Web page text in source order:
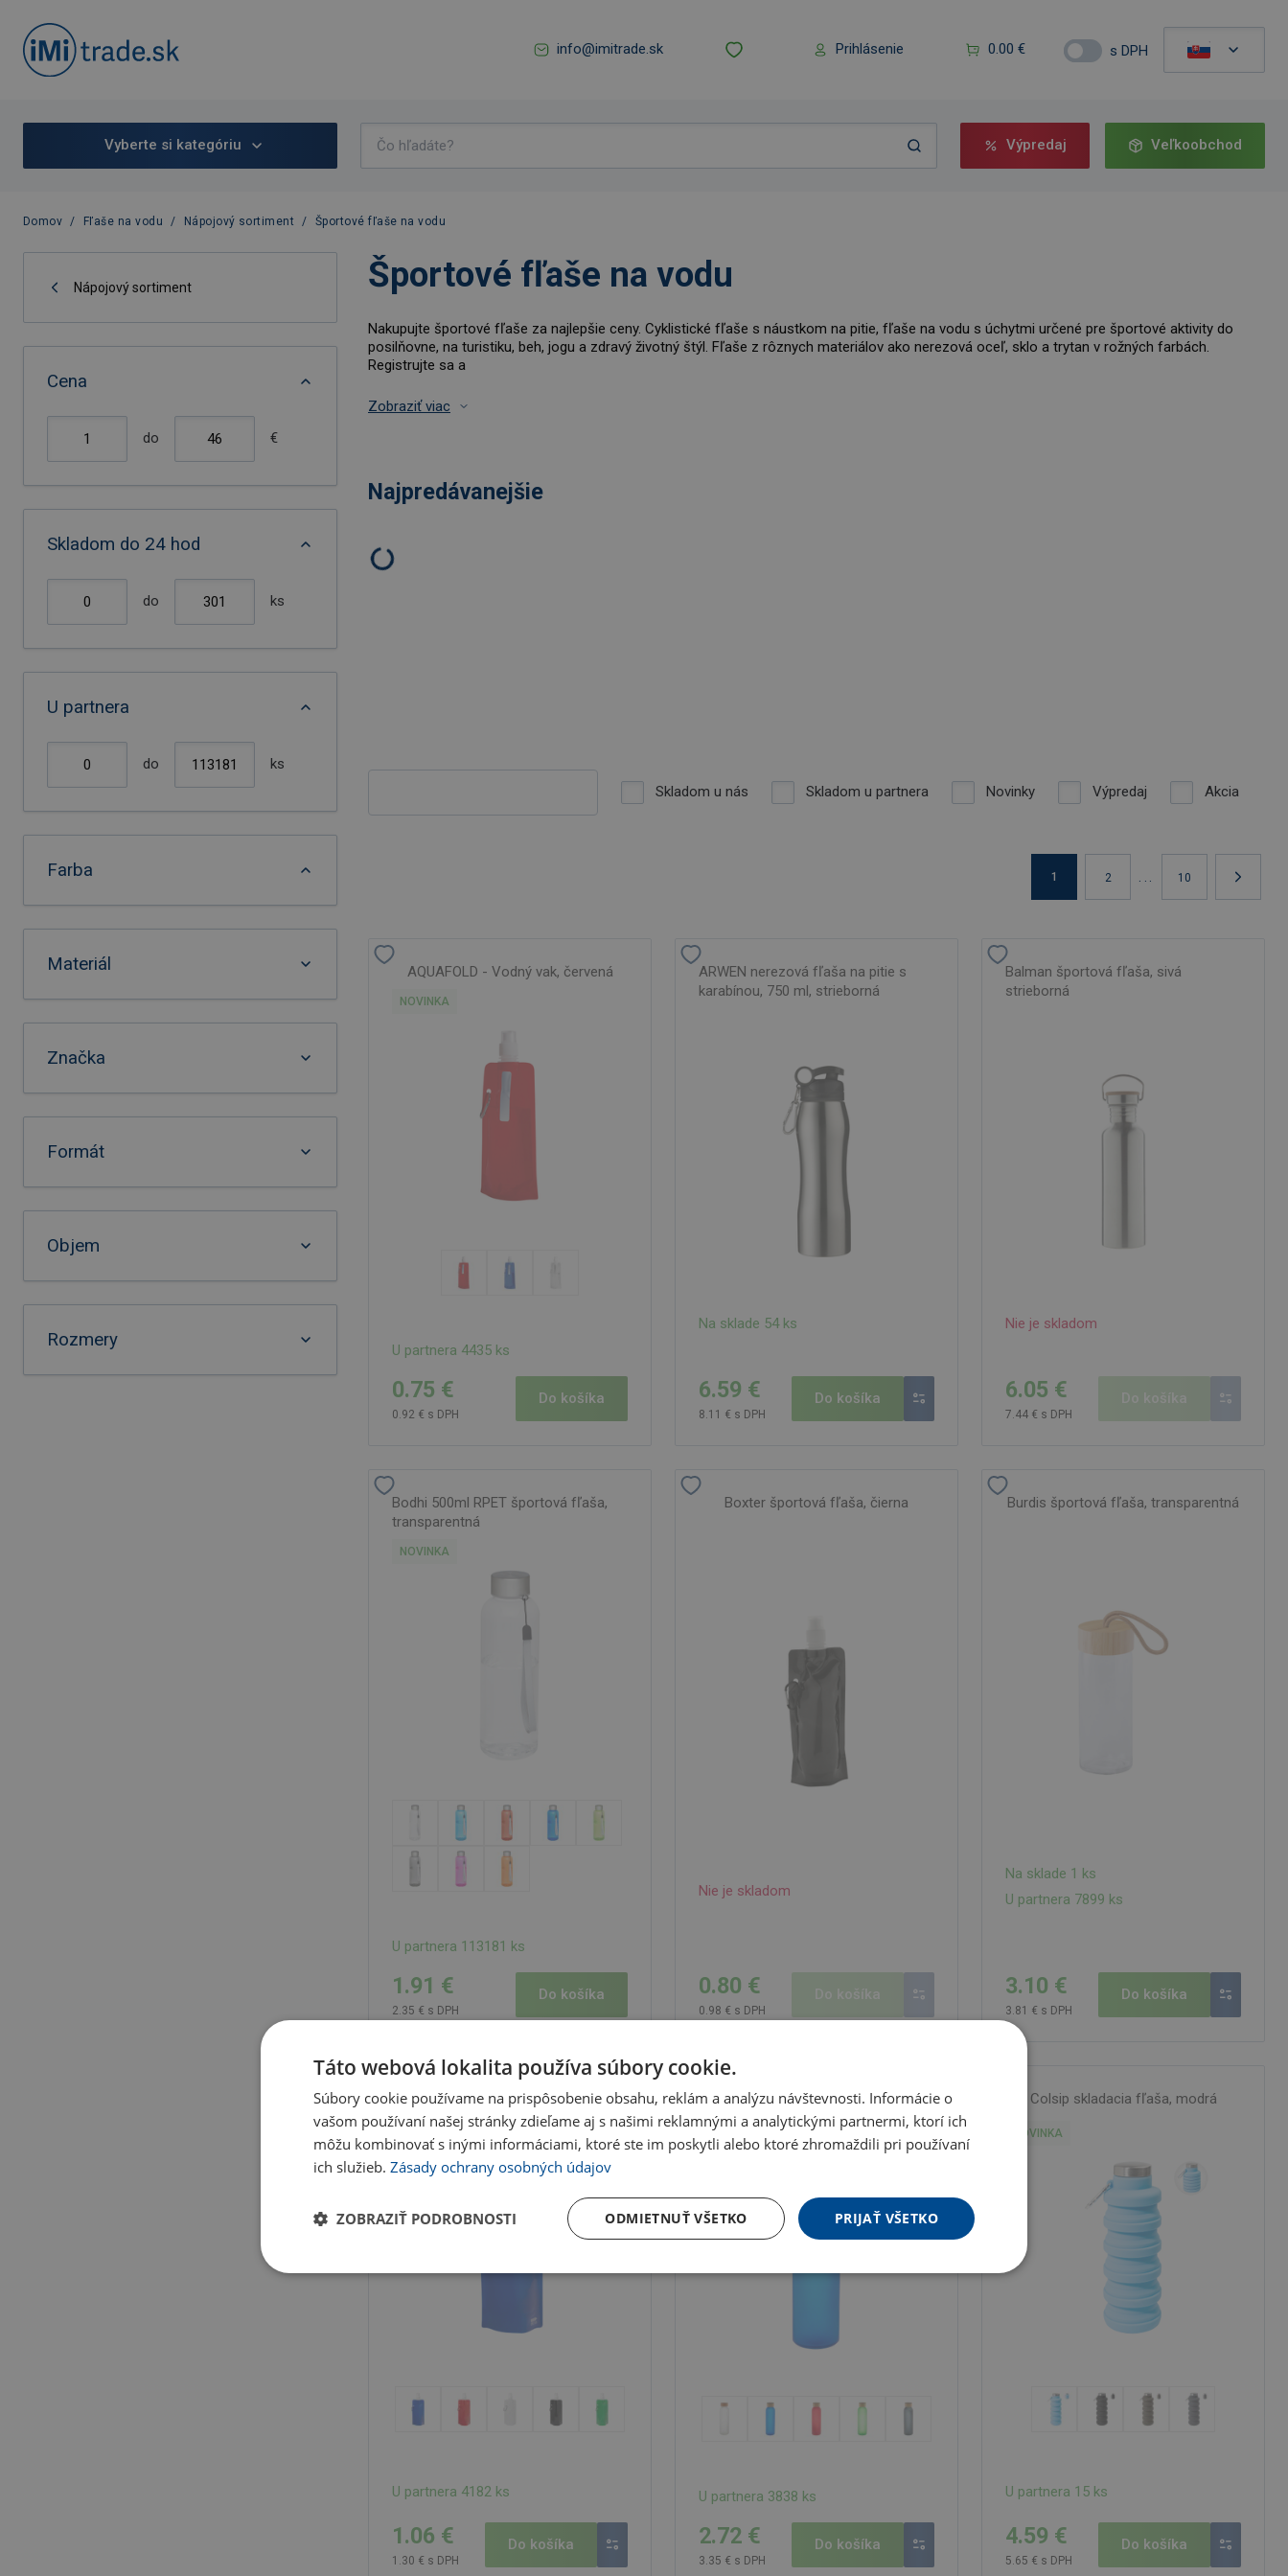
info@imitrade.sk Prihlásenie 0.00 € s DPH
Vyberte si kategóriu Výpredaj Veľkoobchod
Domov / Fľaše na vodu / Nápojový sortiment / Športové fľaše na vodu
Nápojový sortiment
Cena
do €
Skladom do 24 hod
do ks
U partnera
do ks
Farba
Materiál
Značka
Formát
Objem
Rozmery
Športové fľaše na vodu
Nakupujte športové fľaše za najlepšie ceny. Cyklistické fľaše s náustkom na pitie, fľaše na vodu s úchytmi určené pre športové aktivity do
posilňovne, na turistiku, beh, jogu a zdravý životný štýl. Fľaše z rôznych materiálov ako nerezová oceľ, sklo a trytan v rožných farbách.
Registrujte sa a
Zobraziť viac
Najpredávanejšie
Skladom u nás Skladom u partnera Novinky Výpredaj Akcia
1 2 10
AQUAFOLD - Vodný vak, červená
NOVINKA
U partnera 4435 ks
0.75 €
0.92 € s DPH
Do košíka
ARWEN nerezová fľaša na pitie s
karabínou, 750 ml, strieborná
Na sklade 54 ks
6.59 €
8.11 € s DPH
Do košíka
Balman športová fľaša, sivá
strieborná
Nie je skladom
6.05 €
7.44 € s DPH
Do košíka
Bodhi 500ml RPET športová fľaša,
transparentná
NOVINKA
U partnera 113181 ks
1.91 €
2.35 € s DPH
Do košíka
Boxter športová fľaša, čierna
Nie je skladom
0.80 €
0.98 € s DPH
Burdis športová fľaša, transparentná
Na sklade 1 ks
U partnera 7899 ks
3.10 €
3.81 € s DPH
Do košíka
Carabol skladacia RPET fľaša, modrá
U partnera 4182 ks
1.06 €
1.30 € s DPH
Do košíka
Cloody sklenená športová fľaša,
modrá
U partnera 3838 ks
2.72 €
3.35 € s DPH
Do košíka
Colsip skladacia fľaša, modrá
NOVINKA
U partnera 15 ks
4.59 €
5.65 € s DPH
Do košíka
Táto webová lokalita používa súbory cookie.
Súbory cookie používame na prispôsobenie obsahu, reklám a analýzu návštevnosti. Informácie o
vašom používaní našej stránky zdieľame aj s našimi reklamnými a analytickými partnermi, ktorí ich
môžu kombinovať s inými informáciami, ktoré ste im poskytli alebo ktoré zhromaždili pri používaní
ich služieb. Zásady ochrany osobných údajov
PRIJAŤ VŠETKO
ODMIETNUŤ VŠETKO
ZOBRAZIŤ PODROBNOSTI